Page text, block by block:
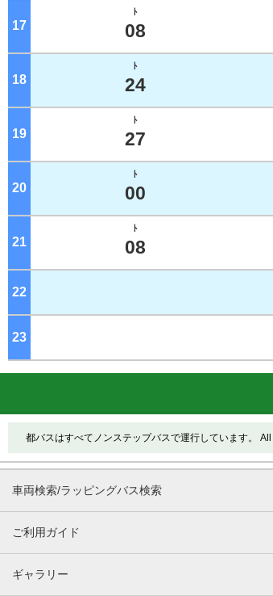
17
ﾄ
08
18
ﾄ
24
19
ﾄ
27
20
ﾄ
00
21
ﾄ
08
22
23
都バスはすべてノンステップバスで運行しています。
車両検索/ラッピングバス検索
ご利用ガイド
ギャラリー